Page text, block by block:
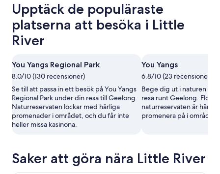
Upptäck de populäraste
platserna att besöka i Little
River
You Yangs Regional Park
8.0/10 (130 recensioner)
Se till att passa in ett besök på You Yangs
Regional Park under din resa till Geelong.
Naturreservaten lockar med härliga
promenader i området, och du får inte
heller missa kasinona.
You Yangs
6.8/10 (23 recensioner)
Bege dig ut i naturen vid
resa runt Geelong.
naturreservaten är
promenera på i området.
Saker att göra nära Little River